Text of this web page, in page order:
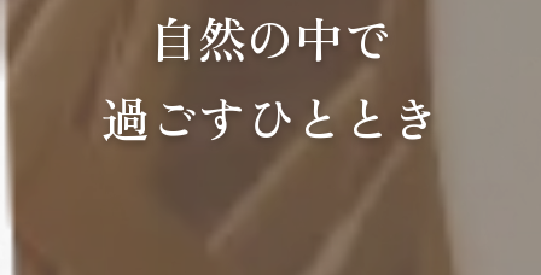
自然の中で
過ごすひととき